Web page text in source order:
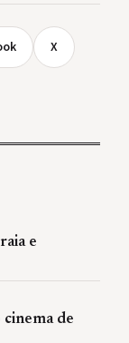
X
e
de